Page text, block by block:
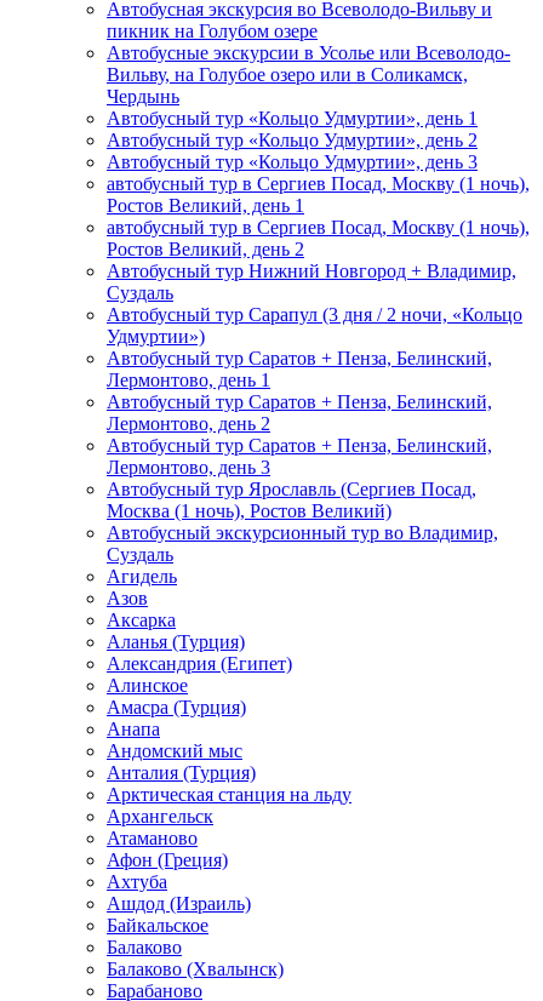
Автобусная экскурсия во Всеволодо-Вильву и
пикник на Голубом озере
Автобусные экскурсии в Усолье или Всеволодо-
Вильву, на Голубое озеро или в Соликамск,
Чердынь
Автобусный тур «Кольцо Удмуртии», день 1
Автобусный тур «Кольцо Удмуртии», день 2
Автобусный тур «Кольцо Удмуртии», день 3
автобусный тур в Сергиев Посад, Москву (1 ночь),
Ростов Великий, день 1
автобусный тур в Сергиев Посад, Москву (1 ночь),
Ростов Великий, день 2
Автобусный тур Нижний Новгород + Владимир,
Суздаль
Автобусный тур Сарапул (3 дня / 2 ночи, «Кольцо
Удмуртии»)
Автобусный тур Саратов + Пенза, Белинский,
Лермонтово, день 1
Автобусный тур Саратов + Пенза, Белинский,
Лермонтово, день 2
Автобусный тур Саратов + Пенза, Белинский,
Лермонтово, день 3
Автобусный тур Ярославль (Сергиев Посад,
Москва (1 ночь), Ростов Великий)
Автобусный экскурсионный тур во Владимир,
Суздаль
Агидель
Азов
Аксарка
Аланья (Турция)
Александрия (Египет)
Алинское
Амасра (Турция)
Анапа
Андомский мыс
Анталия (Турция)
Арктическая станция на льду
Архангельск
Атаманово
Афон (Греция)
Ахтуба
Ашдод (Израиль)
Байкальское
Балаково
Балаково (Хвалынск)
Барабаново